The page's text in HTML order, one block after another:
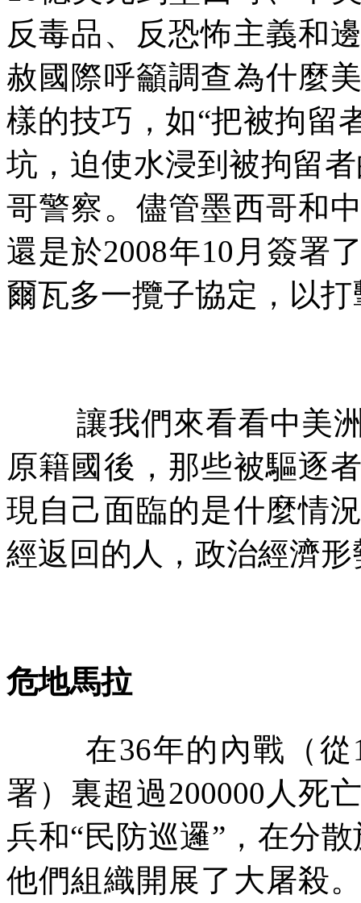
反毒品、反恐怖主義和
赦國際呼籲調查為什麼
樣的技巧，如“把被拘留
坑，迫使水浸到被拘留
哥警察。儘管墨西哥和
還是於2008年10 月簽署
爾瓦多一攬子協定，以
讓我們來看看中美
原籍國後，那些被驅逐
現自己面臨的是什麼情
經返回的人，政治經濟
危地馬拉
在36年的內戰（從
署）裏超過200000 人死
兵和“民防巡邏”，在分
他們組織開展了大屠殺